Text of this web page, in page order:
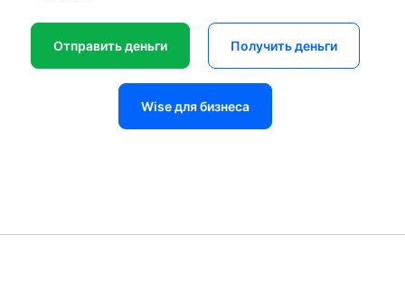
Отправить деньги Получить деньги
Wise для бизнеса